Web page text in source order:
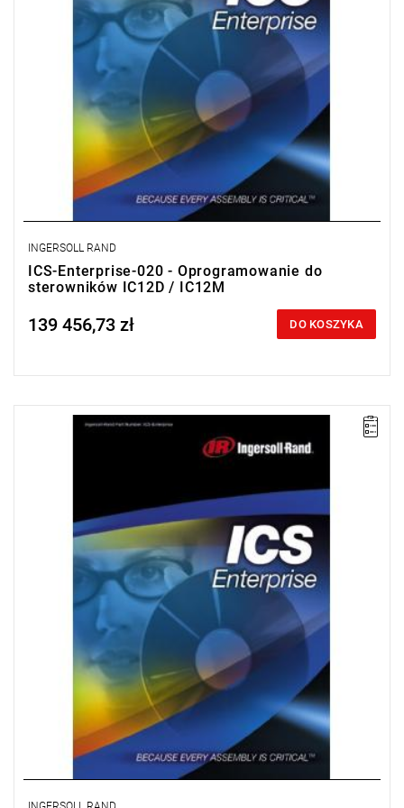
INGERSOLL RAND
ICS-Enterprise-020 - Oprogramowanie do
sterowników IC12D / IC12M
Price tax included
139 456,73 zł DO KOSZYKA
i zarządzanie sieciowe grupą obejmującą do 500 sterowników
w bazie danych zgodnej z ODBC, jej przeszukiwanie i
przetwarzanie statystyczne.
Licencja na 10 stanowisk.